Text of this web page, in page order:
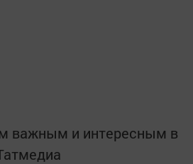
важным и интересным в